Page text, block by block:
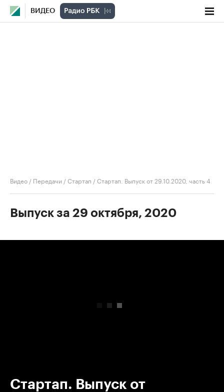
ВИДЕО
Видео / Передачи /Стартап /Стартап. Выпуск от 29.10.2020, часть 4
Выпуск за 29 октября, 2020
Стартап. Выпуск от